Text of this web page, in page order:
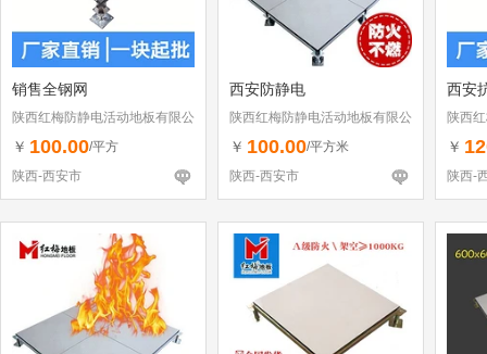
销售全钢网
陕西红梅防静电活动地板有限公
司
￥ 100.00/平方
陕西-西安市
西安防静电
陕西红梅防静电活动地板有限公
司
￥ 100.00/平方米
陕西-西安市
西安
陕西
司
￥
陕西-